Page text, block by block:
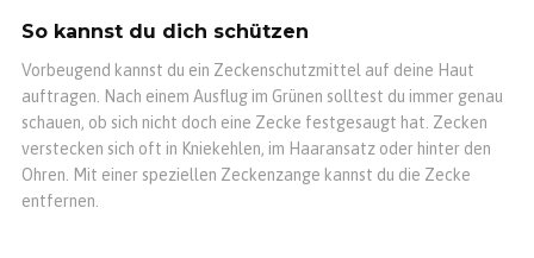
So kannst du dich schützen
Vorbeugend kannst du ein Zeckenschutzmittel auf deine Haut
auftragen. Nach einem Ausflug im Grünen solltest du immer genau
schauen, ob sich nicht doch eine Zecke festgesaugt hat. Zecken
verstecken sich oft in Kniekehlen, im Haaransatz oder hinter den
Ohren. Mit einer speziellen Zeckenzange kannst du die Zecke
entfernen.